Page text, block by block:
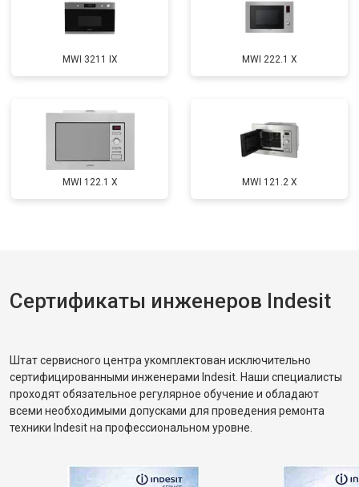
MWI 3211 IX MWI 222.1 X
MWI 122.1 X MWI 121.2 X
Сертификаты инженеров Indesit
Штат сервисного центра укомплектован исключительно
сертифицированными инженерами Indesit. Наши специалисты
проходят обязательное регулярное обучение и обладают
всеми необходимыми допусками для проведения ремонта
техники Indesit на профессиональном уровне.